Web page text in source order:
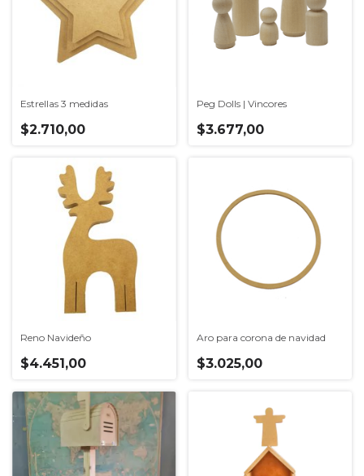
Estrellas 3 medidas
$2.710,00
Peg Dolls | Vincores
$3.677,00
Reno Navideño
$4.451,00
Aro para corona de navidad
$3.025,00